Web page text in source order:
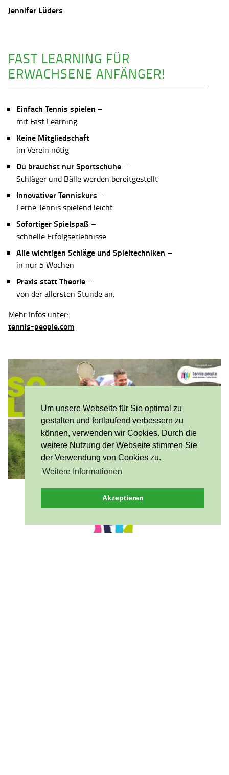
Um unsere Webseite für Sie optimal zu
gestalten und fortlaufend verbessern zu
können, verwenden wir Cookies. Durch die
weitere Nutzung der Webseite stimmen Sie
der Verwendung von Cookies zu.
Weitere Informationen
Akzeptieren
Jennifer Lüders
FAST LEARNING FÜR
ERWACHSENE ANFÄNGER!
Einfach Tennis spielen –
mit Fast Learning
Keine Mitgliedschaft
im Verein nötig
Du brauchst nur Sportschuhe –
Schläger und Bälle werden bereitgestellt
Innovativer Tenniskurs –
Lerne Tennis spielend leicht
Sofortiger Spielspaß –
schnelle Erfolgserlebnisse
Alle wichtigen Schläge und Spieltechniken –
in nur 5 Wochen
Praxis statt Theorie –
von der allersten Stunde an.
Mehr Infos unter:
tennis-people.com